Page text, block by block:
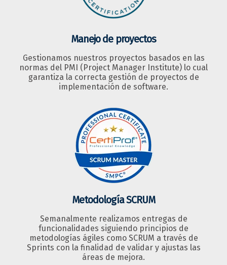
Manejo de proyectos
Gestionamos nuestros proyectos basados en las
normas del PMI (Project Manager Institute) lo cual
garantiza la correcta gestión de proyectos de
implementación de software.
Metodología SCRUM
Semanalmente realizamos entregas de
funcionalidades siguiendo principios de
metodologías ágiles como SCRUM a través de
Sprints con la finalidad de validar y ajustas las
áreas de mejora.